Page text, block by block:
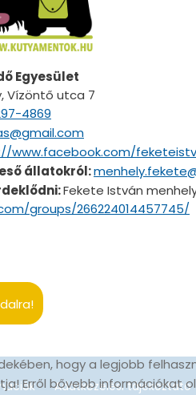
Egyesület
Vízöntő utca 7
4869
www.facebook.com/
állatokról:
Fekete István
groups/266224014457745/
Adatkezelési tájékoztató
hogy a legjobb
Erről bővebb információkat